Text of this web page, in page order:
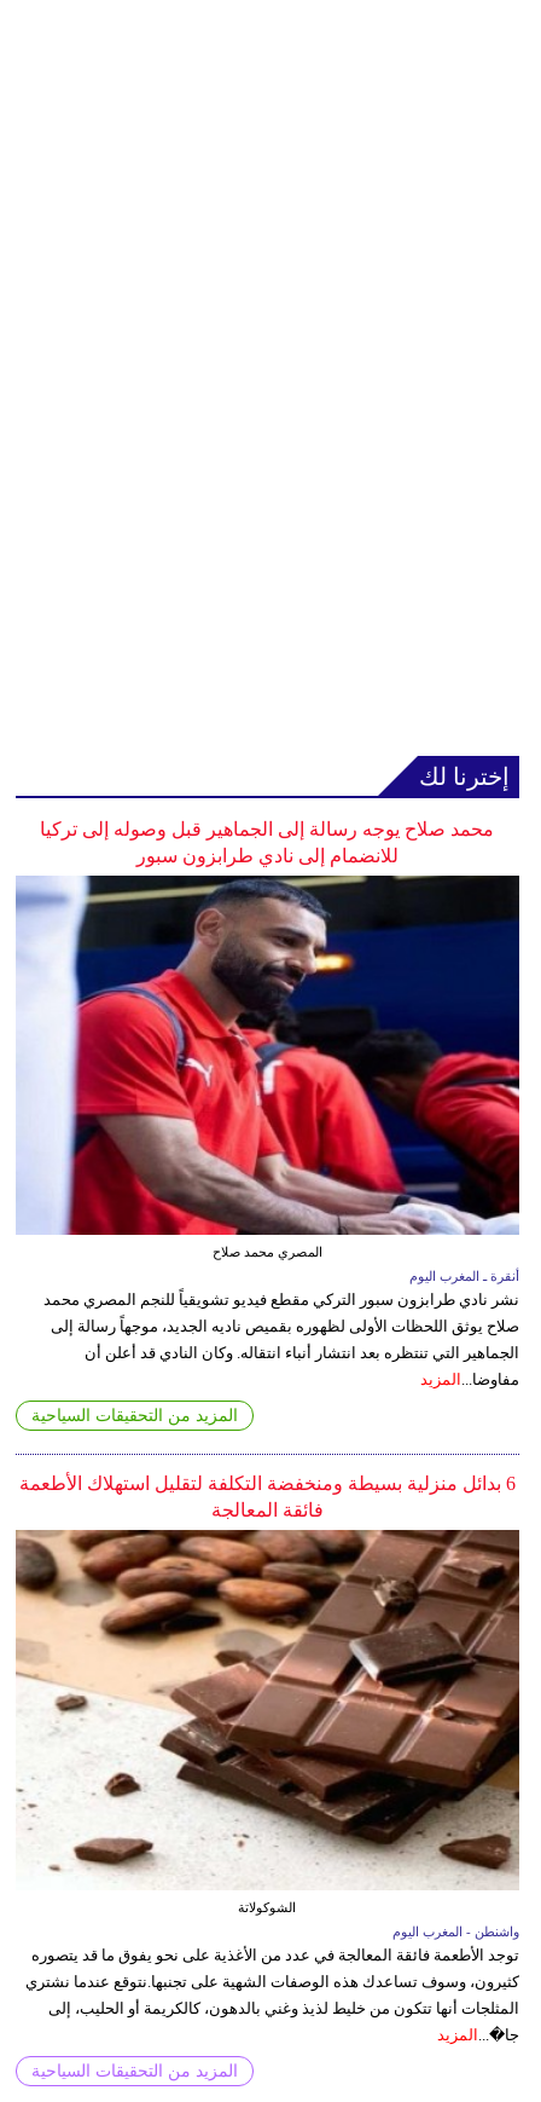
إخترنا لك
محمد صلاح يوجه رسالة إلى الجماهير قبل وصوله إلى تركيا
للانضمام إلى نادي طرابزون سبور
المصري محمد صلاح
أنقرة ـ المغرب اليوم
نشر نادي طرابزون سبور التركي مقطع فيديو تشويقياً للنجم المصري محمد
صلاح يوثق اللحظات الأولى لظهوره بقميص ناديه الجديد، موجهاً رسالة إلى
الجماهير التي تنتظره بعد انتشار أنباء انتقاله. وكان النادي قد أعلن أن
مفاوضا... المزيد
المزيد من التحقيقات السياحية
6 بدائل منزلية بسيطة ومنخفضة التكلفة لتقليل استهلاك الأطعمة
فائقة المعالجة
الشوكولاتة
واشنطن - المغرب اليوم
توجد الأطعمة فائقة المعالجة في عدد من الأغذية على نحو يفوق ما قد يتصوره
كثيرون، وسوف تساعدك هذه الوصفات الشهية على تجنبها.نتوقع عندما نشتري
المثلجات أنها تتكون من خليط لذيذ وغني بالدهون، كالكريمة أو الحليب، إلى
جا�... المزيد
المزيد من التحقيقات السياحية